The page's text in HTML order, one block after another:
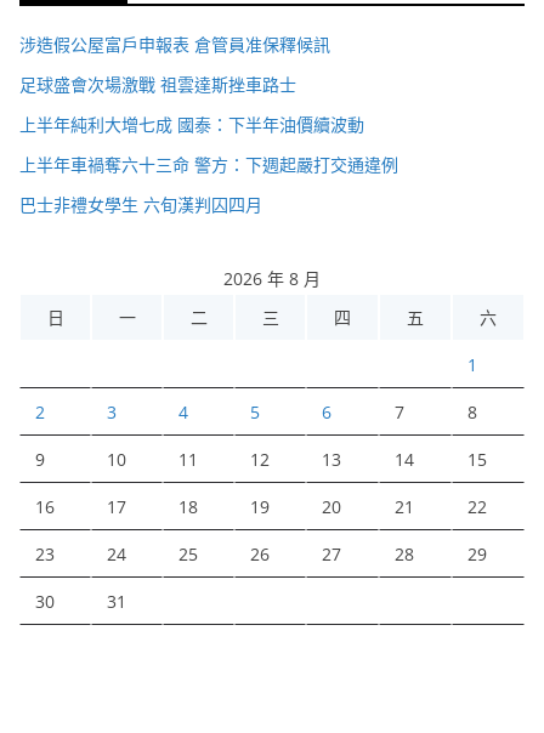
涉造假公屋富戶申報表 倉管員准保釋候訊
足球盛會次場激戰 祖雲達斯挫車路士
上半年純利大增七成 國泰：下半年油價續波動
上半年車禍奪六十三命 警方：下週起嚴打交通違例
巴士非禮女學生 六旬漢判囚四月
2026 年 8 月
日
一 二 三 四 五 六
1
2 3 4 5 6 7 8
9 10 11 12 13 14 15
16 17 18 19 20 21 22
23 24 25 26 27 28 29
30 31